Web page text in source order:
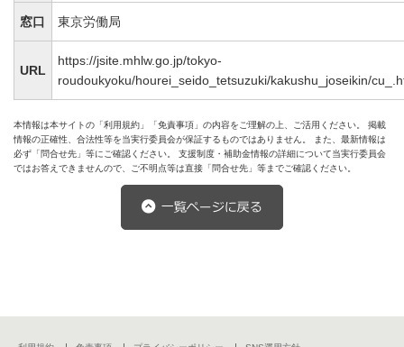
窓口 東京労働局
URL
https://jsite.mhlw.go.jp/tokyo-
roudoukyoku/hourei_seido_tetsuzuki/kakushu_joseikin/
本情報は本サイトの「利用規約」「免責事項」の内容をご理解の上、ご活用ください。 掲載
情報の正確性、合法性等を当実行委員会が保証するものではありません。 また、最新情報は
必ず「問合せ先」等にご確認ください。 支援制度・補助金情報の詳細について当実行委員会
ではお答えできませんので、ご不明点等は直接「問合せ先」等までご確認ください。